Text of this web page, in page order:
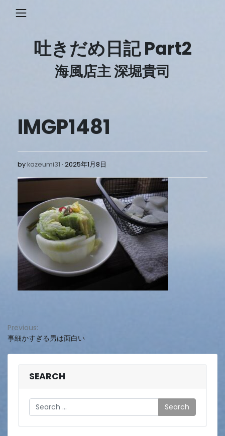
吐きだめ日記 Part2
海風店主 深堀貴司
IMGP1481
bykazeumi31 2025年1月8日
1
月
8
日
投
稿
Previous:
事細かすぎる男は面白い
SEARCH
Search